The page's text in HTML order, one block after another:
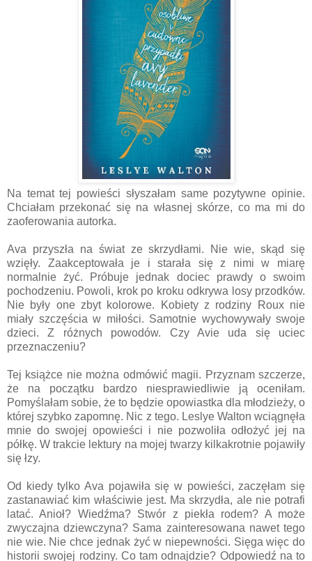
Na temat tej powieści słyszałam same pozytywne opinie.
Chciałam przekonać się na własnej skórze, co ma mi do
zaoferowania autorka.
Ava przyszła na świat ze skrzydłami. Nie wie, skąd się
wzięły. Zaakceptowała je i starała się z nimi w miarę
normalnie żyć. Próbuje jednak dociec prawdy o swoim
pochodzeniu. Powoli, krok po kroku odkrywa losy przodków.
Nie były one zbyt kolorowe. Kobiety z rodziny Roux nie
miały szczęścia w miłości. Samotnie wychowywały swoje
dzieci. Z różnych powodów. Czy Avie uda się uciec
przeznaczeniu?
Tej książce nie można odmówić magii. Przyznam szczerze,
że na początku bardzo niesprawiedliwie ją oceniłam.
Pomyślałam sobie, że to będzie opowiastka dla młodzieży, o
której szybko zapomnę. Nic z tego. Leslye Walton wciągnęła
mnie do swojej opowieści i nie pozwoliła odłożyć jej na
półkę. W trakcie lektury na mojej twarzy kilkakrotnie pojawiły
się łzy.
Od kiedy tylko Ava pojawiła się w powieści, zaczęłam się
zastanawiać kim właściwie jest. Ma skrzydła, ale nie potrafi
latać. Anioł? Wiedźma? Stwór z piekła rodem? A może
zwyczajna dziewczyna? Sama zainteresowana nawet tego
nie wie. Nie chce jednak żyć w niepewności. Sięga więc do
historii swojej rodziny. Co tam odnajdzie? Odpowiedź na to